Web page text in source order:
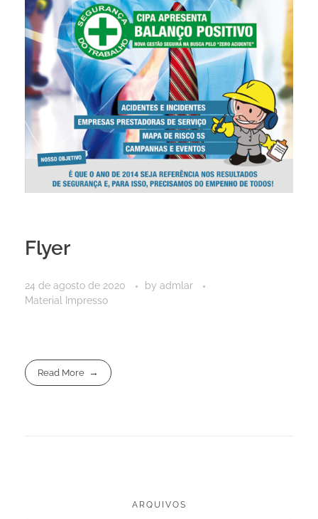
Flyer
24 de agosto de 2020 by admlar
Material Impresso
Read More
ARQUIVOS